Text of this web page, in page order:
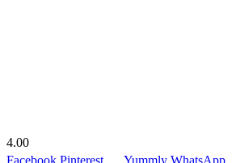
4.00
Facebook Pinterest Yummly WhatsApp